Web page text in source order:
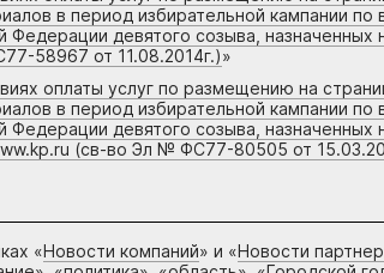
в период избирательной кампании
девятого созыва, назначенных
58967 от 11.08.2014г.)»
оплаты услуг по размещению на
в период избирательной кампании
девятого созыва, назначенных
(св-во Эл № ФС77-80505 от
«Новости компаний» и «Новости